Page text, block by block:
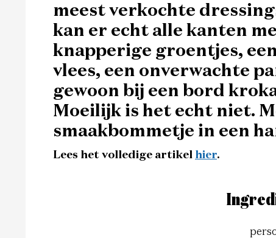
meest verkochte
kan er echt alle kanten
knapperige groentjes,
vlees, een onverwachte
gewoon bij een bord
Moeilijk is het echt niet.
smaakbommetje in een
Lees het volledige artikel hier.